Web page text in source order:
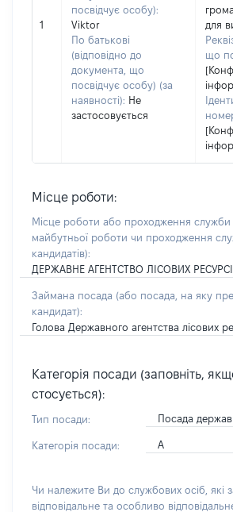
1
посвідчує особу):
Viktor
По батькові
(відповідно до
документа, що
посвідчує особу) (за
наявності): Не
застосовується
для
що
Місце роботи:
Місце роботи або проходження служби
майбутньої роботи чи проходження
кандидатів):
ДЕРЖАВНЕ АГЕНТСТВО ЛІСОВИХ
Займана посада (або посада, на яку
кандидат):
Голова Державного агентства лісових
Категорія посади (заповніть,
стосується):
Тип посади: Посада
Категорія посади: А
Чи належите Ви до службових осіб, які
відповідальне та особливо